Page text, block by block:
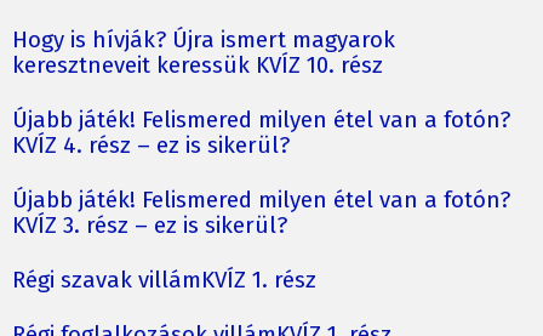
Hogy is hívják? Újra ismert magyarok
keresztneveit keressük KVÍZ 10. rész
Újabb játék! Felismered milyen étel van a fotón?
KVÍZ 4. rész – ez is sikerül?
Újabb játék! Felismered milyen étel van a fotón?
KVÍZ 3. rész – ez is sikerül?
Régi szavak villámKVÍZ 1. rész